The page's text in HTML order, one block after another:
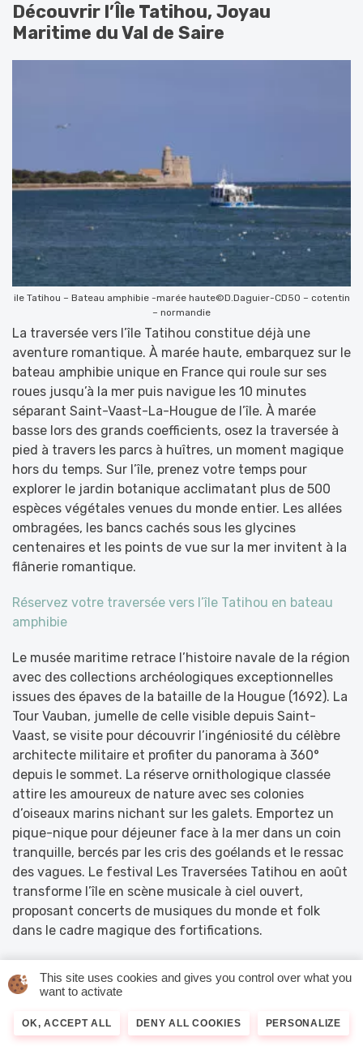
Découvrir l’Île Tatihou, Joyau
Maritime du Val de Saire
ile Tatihou – Bateau amphibie -marée haute©D.Daguier-CD50 – cotentin
– normandie
La traversée vers l’île Tatihou constitue déjà une
aventure romantique. À marée haute, embarquez sur le
bateau amphibie unique en France qui roule sur ses
roues jusqu’à la mer puis navigue les 10 minutes
séparant Saint-Vaast-La-Hougue de l’île. À marée
basse lors des grands coefficients, osez la traversée à
pied à travers les parcs à huîtres, un moment magique
hors du temps. Sur l’île, prenez votre temps pour
explorer le jardin botanique acclimatant plus de 500
espèces végétales venues du monde entier. Les allées
ombragées, les bancs cachés sous les glycines
centenaires et les points de vue sur la mer invitent à la
flânerie romantique.
Réservez votre traversée vers l’île Tatihou en bateau
amphibie
Le musée maritime retrace l’histoire navale de la région
avec des collections archéologiques exceptionnelles
issues des épaves de la bataille de la Hougue (1692). La
Tour Vauban, jumelle de celle visible depuis Saint-
Vaast, se visite pour découvrir l’ingéniosité du célèbre
architecte militaire et profiter du panorama à 360°
depuis le sommet. La réserve ornithologique classée
attire les amoureux de nature avec ses colonies
d’oiseaux marins nichant sur les galets. Emportez un
pique-nique pour déjeuner face à la mer dans un coin
tranquille, bercés par les cris des goélands et le ressac
des vagues. Le festival Les Traversées Tatihou en août
transforme l’île en scène musicale à ciel ouvert,
proposant concerts de musiques du monde et folk
dans le cadre magique des fortifications.
Français 2019
Se Détendre en Duo : Soins Bien-Être
This site uses cookies and gives you control over what you
want to activate
OK, ACCEPT ALL DENY ALL COOKIES PERSONALIZE